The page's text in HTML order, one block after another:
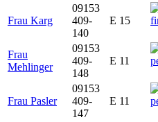
Frau Karg
09153
409-
140
E 15
Frau
Mehlinger
09153
409-
148
E 11
Frau Pasler
09153
409-
147
E 11